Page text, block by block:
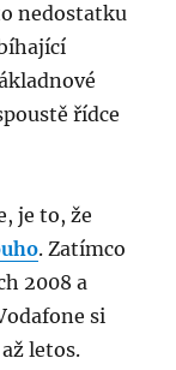
nedostatku
řídce
je to, že
. Zatímco
2008 a
si
letos.